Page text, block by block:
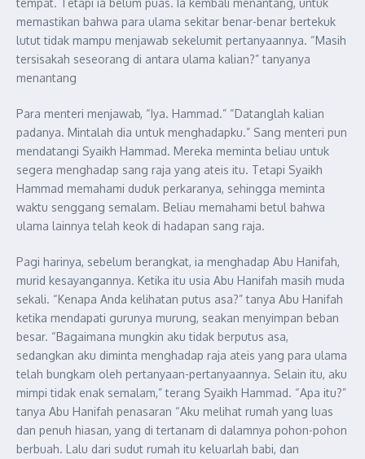
tempat. Tetapi ia belum puas. Ia kembali menantang, untuk
memastikan bahwa para ulama sekitar benar-benar bertekuk
lutut tidak mampu menjawab sekelumit pertanyaannya. “Masih
tersisakah seseorang di antara ulama kalian?” tanyanya
menantang
Para menteri menjawab, “Iya. Hammad.” “Datanglah kalian
padanya. Mintalah dia untuk menghadapku.” Sang menteri pun
mendatangi Syaikh Hammad. Mereka meminta beliau untuk
segera menghadap sang raja yang ateis itu. Tetapi Syaikh
Hammad memahami duduk perkaranya, sehingga meminta
waktu senggang semalam. Beliau memahami betul bahwa
ulama lainnya telah keok di hadapan sang raja.
Pagi harinya, sebelum berangkat, ia menghadap Abu Hanifah,
murid kesayangannya. Ketika itu usia Abu Hanifah masih muda
sekali. “Kenapa Anda kelihatan putus asa?” tanya Abu Hanifah
ketika mendapati gurunya murung, seakan menyimpan beban
besar. “Bagaimana mungkin aku tidak berputus asa,
sedangkan aku diminta menghadap raja ateis yang para ulama
telah bungkam oleh pertanyaan-pertanyaannya. Selain itu, aku
mimpi tidak enak semalam,” terang Syaikh Hammad. “Apa itu?”
tanya Abu Hanifah penasaran “Aku melihat rumah yang luas
dan penuh hiasan, yang di tertanam di dalamnya pohon-pohon
berbuah. Lalu dari sudut rumah itu keluarlah babi, dan